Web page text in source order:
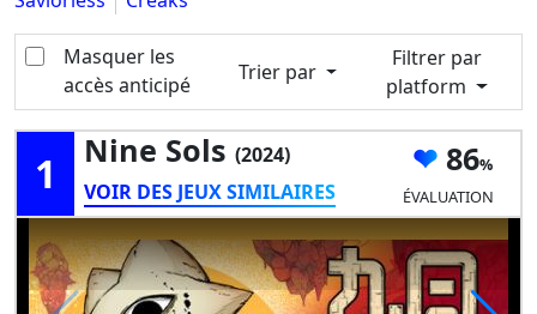
Masquer les
accès anticipé
Trier par
Filtrer par
platform
1 Nine Sols (2024)
VOIR DES JEUX SIMILAIRES
86
ÉVALUATION